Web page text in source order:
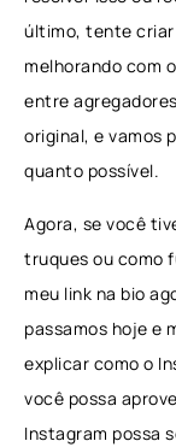
último, tente criar
melhorando com
entre
original, e vamos
quanto possível.
Agora, se você
truques ou como
meu link na bio
passamos hoje e
explicar como o
você possa
Instagram possa